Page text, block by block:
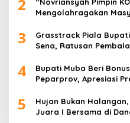
2
“Novriansyah Pimpin
Mengolahragakan
3
Grasstrack Piala
Sena, Ratusan
4
Bupati Muba Beri
Peparprov, Apresiasi
5
Hujan Bukan
Juara I Bersama di